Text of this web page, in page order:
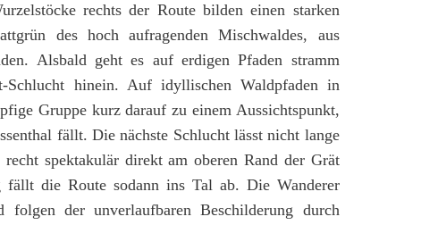
rechts der Route bilden einen starken
des hoch aufragenden Mischwaldes, aus
Alsbald geht es auf erdigen Pfaden stramm
hinein. Auf idyllischen Waldpfaden in
Gruppe kurz darauf zu einem Aussichtspunkt,
fällt. Die nächste Schlucht lässt nicht lange
spektakulär direkt am oberen Rand der Grät
die Route sodann ins Tal ab. Die Wanderer
folgen der unverlaufbaren Beschilderung durch